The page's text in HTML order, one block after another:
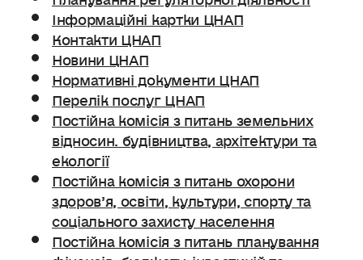
Інформаційні картки ЦНАП
Контакти ЦНАП
Новини ЦНАП
Нормативні документи ЦНАП
Перелік послуг ЦНАП
Постійна комісія з питань земельних
відносин. будівництва, архітектури та
екології
Постійна комісія з питань охорони
здоров’я, освіти, культури, спорту та
соціального захисту населення
Постійна комісія з питань планування